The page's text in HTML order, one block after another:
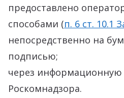
предоставлено
способами (п. 6 ст. 10.1
непосредственно на
подписью;
через информационную
Роскомнадзора.